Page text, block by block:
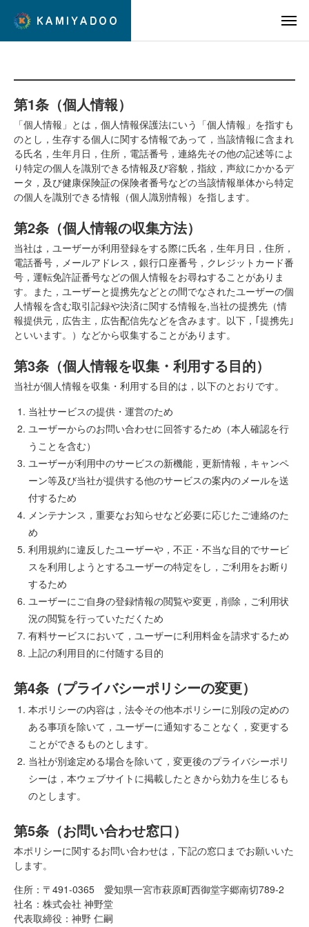
第1条（個人情報）
「個人情報」とは，個人情報保護法にいう「個人情報」を指すも
のとし，生存する個人に関する情報であって，当該情報に含まれ
る氏名，生年月日，住所，電話番号，連絡先その他の記述等によ
り特定の個人を識別できる情報及び容貌，指紋，声紋にかかるデ
ータ，及び健康保険証の保険者番号などの当該情報単体から特定
の個人を識別できる情報（個人識別情報）を指します。
第2条（個人情報の収集方法）
当社は，ユーザーが利用登録をする際に氏名，生年月日，住所，
電話番号，メールアドレス，銀行口座番号，クレジットカード番
号，運転免許証番号などの個人情報をお尋ねすることがありま
す。また，ユーザーと提携先などとの間でなされたユーザーの個
人情報を含む取引記録や決済に関する情報を,当社の提携先（情
報提供元，広告主，広告配信先などを含みます。以下，｢提携先｣
といいます。）などから収集することがあります。
第3条（個人情報を収集・利用する目的）
当社が個人情報を収集・利用する目的は，以下のとおりです。
当社サービスの提供・運営のため
ユーザーからのお問い合わせに回答するため（本人確認を行
うことを含む）
ユーザーが利用中のサービスの新機能，更新情報，キャンペ
ーン等及び当社が提供する他のサービスの案内のメールを送
付するため
メンテナンス，重要なお知らせなど必要に応じたご連絡のた
め
利用規約に違反したユーザーや，不正・不当な目的でサービ
スを利用しようとするユーザーの特定をし，ご利用をお断り
するため
ユーザーにご自身の登録情報の閲覧や変更，削除，ご利用状
況の閲覧を行っていただくため
有料サービスにおいて，ユーザーに利用料金を請求するため
上記の利用目的に付随する目的
第4条（プライバシーポリシーの変更）
本ポリシーの内容は，法令その他本ポリシーに別段の定めの
ある事項を除いて，ユーザーに通知することなく，変更する
ことができるものとします。
当社が別途定める場合を除いて，変更後のプライバシーポリ
シーは，本ウェブサイトに掲載したときから効力を生じるも
のとします。
第5条（お問い合わせ窓口）
本ポリシーに関するお問い合わせは，下記の窓口までお願いいた
します。
住所：〒491-0365 愛知県一宮市萩原町西御堂字郷南切789-2
社名：株式会社 神野堂
代表取締役：神野 仁嗣